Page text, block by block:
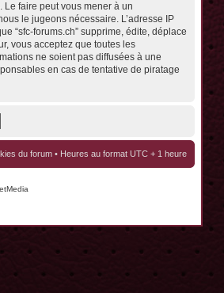
Le faire peut vous mener à un
le jugeons nécessaire. L’adresse IP
“sfc-forums.ch” supprime, édite, déplace
vous acceptez que toutes les
ne soient pas diffusées à une
en cas de tentative de piratage
du forum • Heures au format UTC + 1 heure